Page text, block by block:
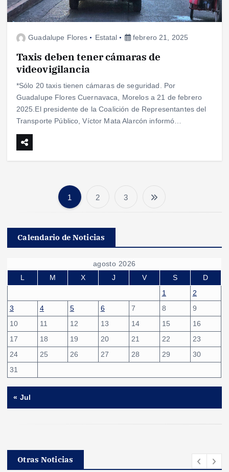
Guadalupe Flores Estatal febrero 21, 2025
Taxis deben tener cámaras de
videovigilancia
*Sólo 20 taxis tienen cámaras de seguridad. Por
Guadalupe Flores Cuernavaca, Morelos a 21 de febrero
2025.El presidente de la Coalición de Representantes del
Transporte Público, Víctor Mata Alarcón informó…
a
g
i
n
a
c
i
ó
1 2 3
Calendario de Noticias
agosto 2026
L
M X J V S
D
1
2
3
4 5 6 7 8
9
10
11 12 13 14 15
16
17
18 19 20 21 22
23
24
25 26 27 28 29
30
31
« Jul
Otras Noticias